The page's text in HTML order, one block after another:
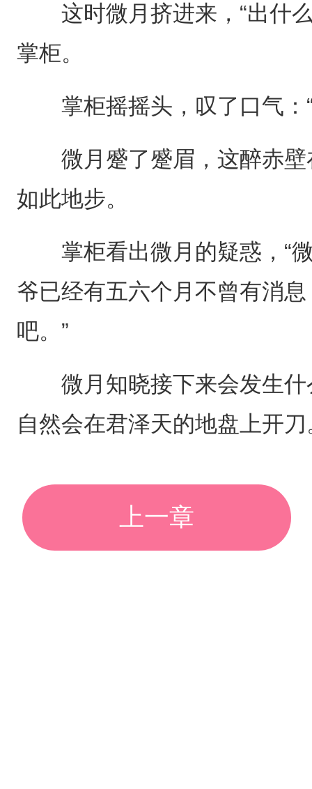
这时微月挤进来，“出什么
掌柜。
掌柜摇摇头，叹了口气：“
微月蹙了蹙眉，这醉赤壁
如此地步。
掌柜看出微月的疑惑，“微
爷已经有五六个月不曾有消
吧。”
微月知晓接下来会发生什
自然会在君泽天的地盘上开刀
上一章